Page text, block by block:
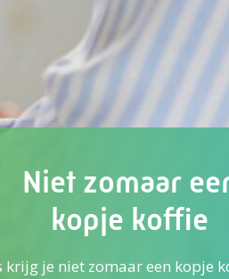
Niet zomaar
kopje koffie
krijg je niet zomaar een kopje